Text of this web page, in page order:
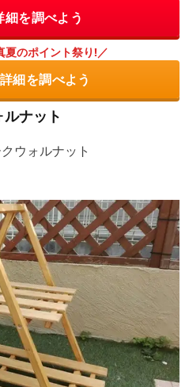
細を調べよう
のポイント祭り!／
細を調べよう
ナット
ウォルナット